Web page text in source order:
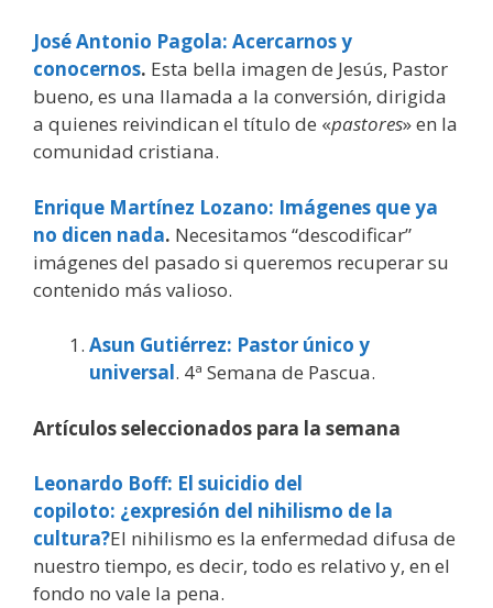
José Antonio Pagola: Acercarnos y
conocernos. Esta bella imagen de Jesús, Pastor
bueno, es una llamada a la conversión, dirigida
a quienes reivindican el título de «pastores» en la
comunidad cristiana.
Enrique Martínez Lozano: Imágenes que ya
no dicen nada. Necesitamos “descodificar”
imágenes del pasado si queremos recuperar su
contenido más valioso.
Asun Gutiérrez: Pastor único y
universal. 4ª Semana de Pascua.
Artículos seleccionados para la semana
Leonardo Boff: El suicidio del
copiloto: ¿expresión del nihilismo de la
cultura?El nihilismo es la enfermedad difusa de
nuestro tiempo, es decir, todo es relativo y, en el
fondo no vale la pena.